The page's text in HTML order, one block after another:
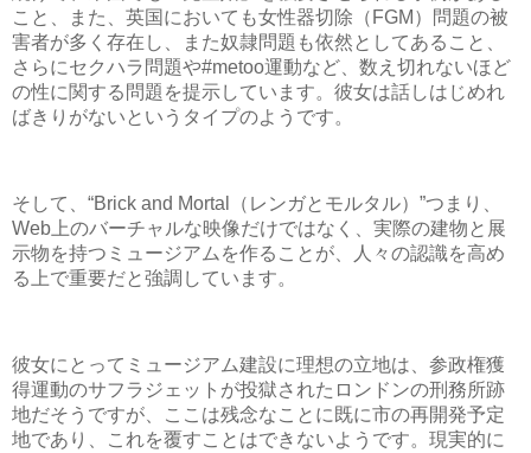
こと、また、英国においても女性器切除（FGM）問題の被
害者が多く存在し、また奴隷問題も依然としてあること、
さらにセクハラ問題や#metoo運動など、数え切れないほど
の性に関する問題を提示しています。彼女は話しはじめれ
ばきりがないというタイプのようです。
そして、“Brick and Mortal（レンガとモルタル）”つまり、
Web上のバーチャルな映像だけではなく、実際の建物と展
示物を持つミュージアムを作ることが、人々の認識を高め
る上で重要だと強調しています。
彼女にとってミュージアム建設に理想の立地は、参政権獲
得運動のサフラジェットが投獄されたロンドンの刑務所跡
地だそうですが、ここは残念なことに既に市の再開発予定
地であり、これを覆すことはできないようです。現実的に